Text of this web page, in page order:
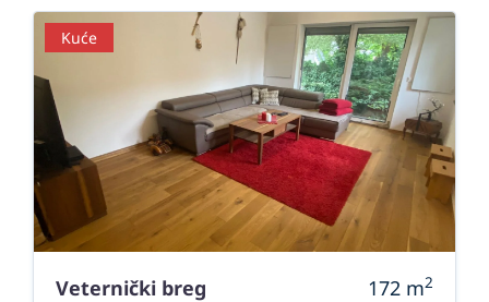
Kuće
Veternički breg 172 m2